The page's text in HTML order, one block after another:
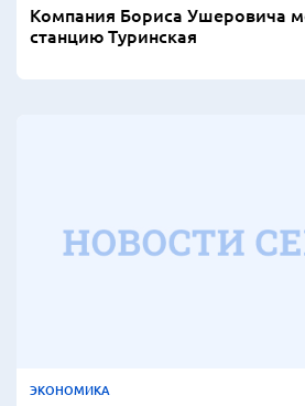
Компания Бориса Ушеровича
станцию Туринская
ЭКОНОМИКА